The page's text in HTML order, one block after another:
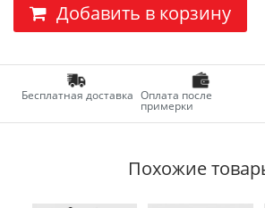
Добавить в корзину
Бесплатная доставка Оплата после
примерки
Похожие